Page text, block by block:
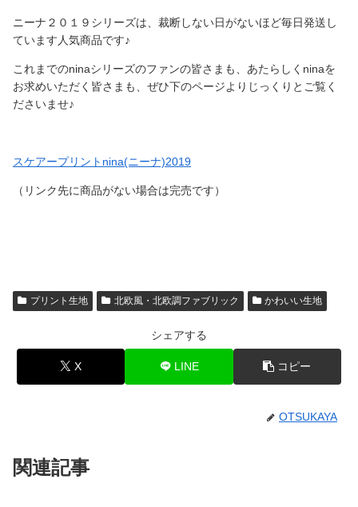
ニーナ２０１９シリーズは、裁断しない日がないほど毎日発送し
ています人気商品です♪
これまでのninaシリーズのファンの皆さまも、あたらしくninaを
お求めいただく皆さまも、ぜひ下のページよりじっくりとご覧く
ださいませ♪
スケアープリントnina(ニーナ)2019
（リンク先に商品がない場合は完売です）
プリント生地 北欧風・北欧調ファブリック かわいい生地
シェアする
X LINE コピー
OTSUKAYA
関連記事